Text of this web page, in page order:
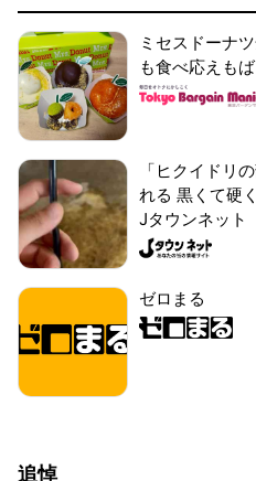
ミセスドーナ
も食べ応えも
「ヒクイドリ
れる 黒くて硬
Jタウンネット
ゼロまる
追悼